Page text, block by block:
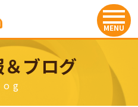
ブログ